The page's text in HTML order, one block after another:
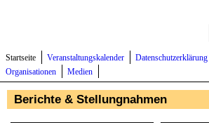
Startseite Veranstaltungskalender Datenschutzerklärung
Organisationen
Medien
Berichte & Stellungnahmen